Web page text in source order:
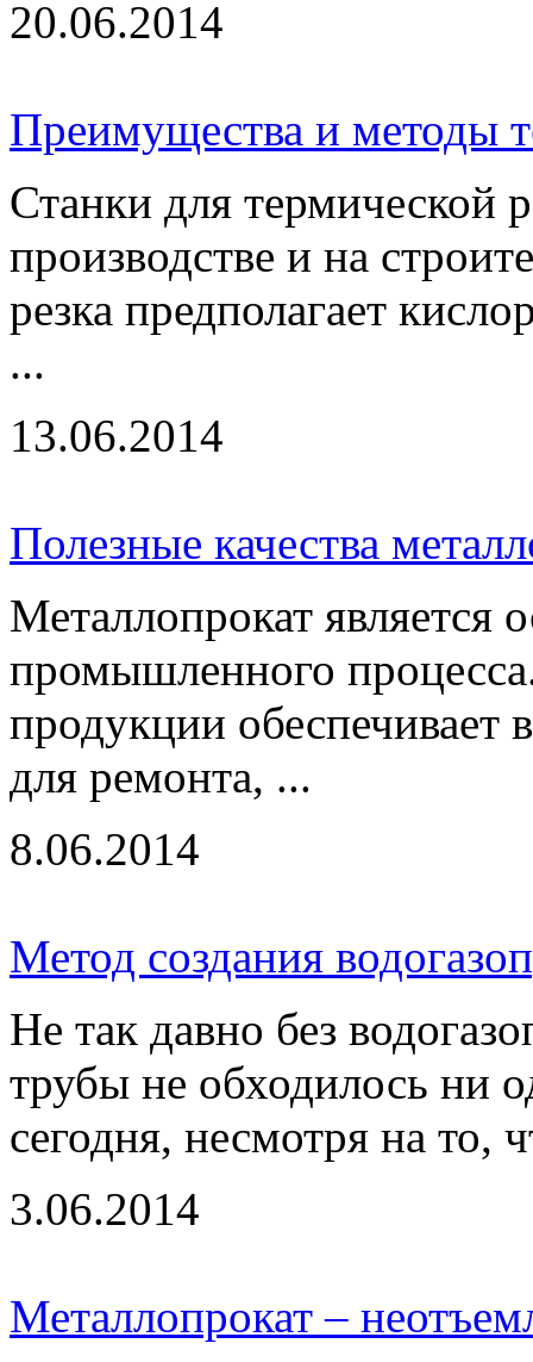
20.06.2014
Преимущества и методы
Станки для термической
производстве и на
резка предполагает
...
13.06.2014
Полезные качества
Металлопрокат является
промышленного
продукции
для ремонта, ...
8.06.2014
Метод создания
Не так давно без
трубы не обходилось ни
сегодня, несмотря на то,
3.06.2014
Металлопрокат –